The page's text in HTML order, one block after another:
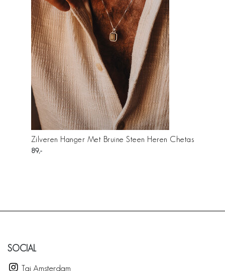
Zilveren Hanger Met Bruine Steen Heren Chetas
89
SOCIAL
Taj Amsterdam